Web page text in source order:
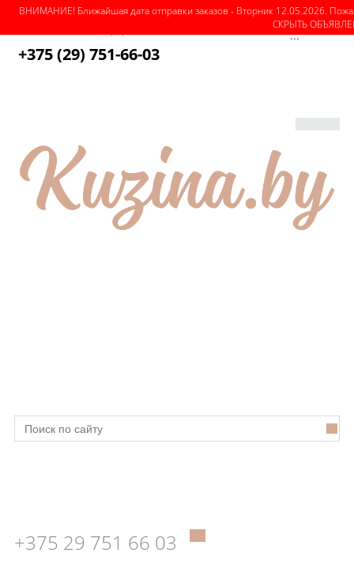
Доставка ...
+375 (29) 751-66-03
ВНИМАНИЕ! Ближайшая дата отправки заказов - Вторник 12.05.2026.
СКРЫТЬ
+375 29 751 66 03